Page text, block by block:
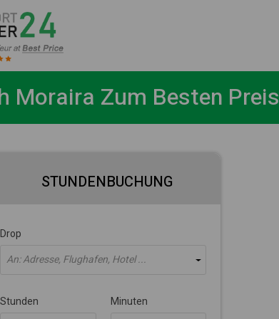
Moraira Zum Besten Preis
STUNDENBUCHUNG
Drop
An: Adresse, Flughafen, Hotel ...
Stunden Minuten